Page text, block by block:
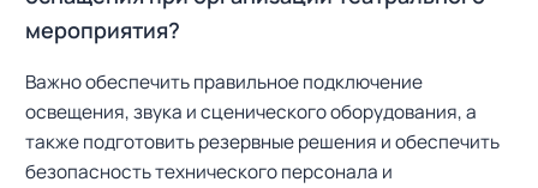
мероприятия?
Важно обеспечить правильное подключение
освещения, звука и сценического оборудования, а
также подготовить резервные решения и обеспечить
безопасность технического персонала и